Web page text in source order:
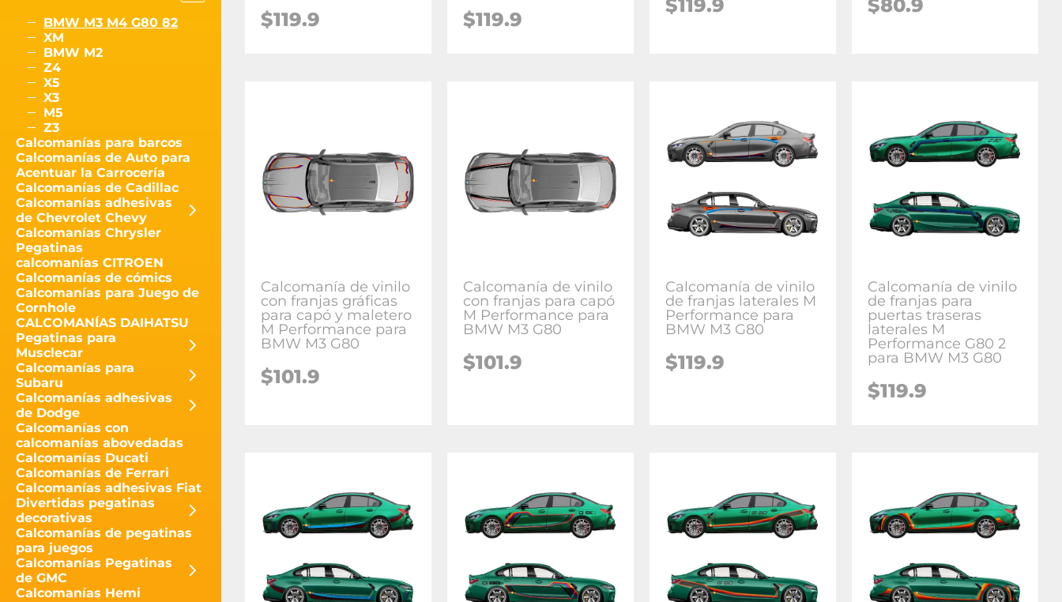
BMW M3 M4 G80 82
XM
BMW M2
Z4
X5
X3
M5
Z3
Calcomanías para barcos
Calcomanías de Auto para
Acentuar la Carrocería
Calcomanías de Cadillac
Calcomanías adhesivas
de Chevrolet Chevy
Calcomanías Chrysler
Pegatinas
calcomanías CITROEN
Calcomanías de cómics
Calcomanías para Juego de
Cornhole
CALCOMANÍAS DAIHATSU
Pegatinas para
Musclecar
Calcomanías para
Subaru
Calcomanías adhesivas
de Dodge
Calcomanías con
calcomanías abovedadas
Calcomanías Ducati
Calcomanías de Ferrari
Calcomanías adhesivas Fiat
Divertidas pegatinas
decorativas
Calcomanías de pegatinas
para juegos
Calcomanías Pegatinas
de GMC
Calcomanías Hemi
$119.9 $119.9
$119.9 $80.9
Calcomanía de vinilo
con franjas gráficas
para capó y maletero
M Performance para
BMW M3 G80
$101.9
Calcomanía de vinilo
con franjas para capó
M Performance para
BMW M3 G80
$101.9
Calcomanía de vinilo
de franjas laterales M
Performance para
BMW M3 G80
$119.9
Calcomanía de vinilo
de franjas para
puertas traseras
laterales M
Performance G80 2
para BMW M3 G80
$119.9